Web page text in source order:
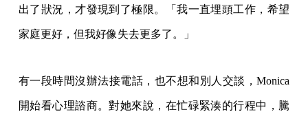
出了狀況，才發現到了極限。「我一直埋頭工作，希望
家庭更好，但我好像失去更多了。」
有一段時間沒辦法接電話，也不想和別人交談，Monica
開始看心理諮商。對她來說，在忙碌緊湊的行程中，騰